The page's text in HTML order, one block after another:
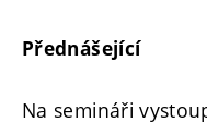
Přednášející
Na semináři